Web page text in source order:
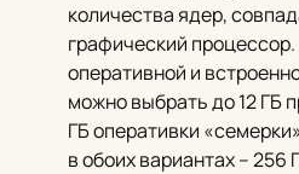
количества ядер,
графический
оперативной и
можно выбрать до 12 ГБ
ГБ оперативки
в обоих вариантах – 256